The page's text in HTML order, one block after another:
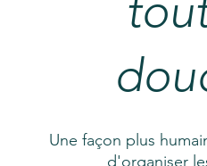
Une façon plus
d'organiser